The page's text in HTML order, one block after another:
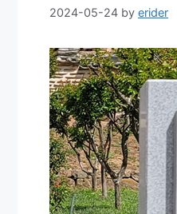
2024-05-24 by erider